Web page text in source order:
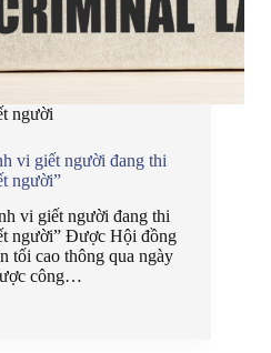
người
vi giết người đang thi
người”
vi giết người đang thi
người” Được Hội đồng
tối cao thông qua ngày
công…